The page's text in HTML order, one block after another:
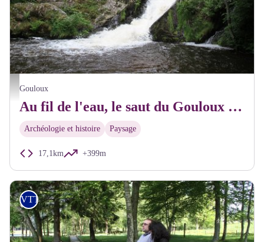
Saut de Gouloux - Alain Millot Pnr Morvan
Gouloux
Au fil de l'eau, le saut du Gouloux circuit n° 2
Archéologie et histoire Paysage
17,1km +399m
VTT